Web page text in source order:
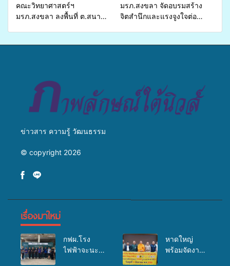
คณะวิทยาศาสตร์ฯ
มรภ.สงขลา ลงพื้นที่ ต.สนาม
มรภ.สงขลา จัดอบรมสร้าง
จิตสำนึกและแรงจูงใจต่อ
ข่าวสาร ความรู้ วัฒนธรรม
© copyright 2026
เรื่องมาใหม่
กฟผ.โรง
ไฟฟ้าจะนะ
หาดใหญ่
พร้อมจัดงาน